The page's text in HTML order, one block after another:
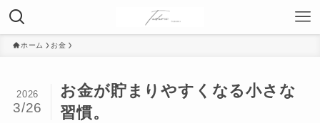
ホーム お金
お金が貯まりやすくなる小さな
習慣。
2026
3/26